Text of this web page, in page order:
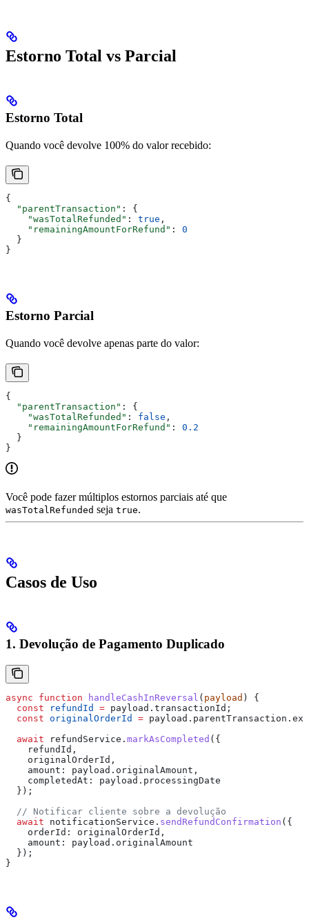
Estorno Total vs Parcial
Estorno Total
Quando você devolve 100% do valor recebido:
{
  "parentTransaction"
: {
    "wasTotalRefunded"
: true ,
    "remainingAmountForRefund"
: 0
  }
}
Estorno Parcial
Quando você devolve apenas parte do valor:
{
  "parentTransaction"
: {
    "wasTotalRefunded"
: false ,
    "remainingAmountForRefund"
: 0.2
  }
}
Você pode fazer múltiplos estornos parciais até que
wasTotalRefunded seja true.
Casos de Uso
1. Devolução de Pagamento Duplicado
async function handleCashInReversal ( payload ) {
  const
refundId = payload . transactionId ;
  const
originalOrderId = payload . parentTransaction .
  await
refundService . markAsCompleted ({
    refundId
,
    originalOrderId
,
    amount:
payload . originalAmount ,
    completedAt:
payload . processingDate
  });
  // Notificar cliente sobre a devolução
  await
notificationService . sendRefundConfirmation ({
    orderId:
originalOrderId ,
    amount:
payload . originalAmount
  });
}